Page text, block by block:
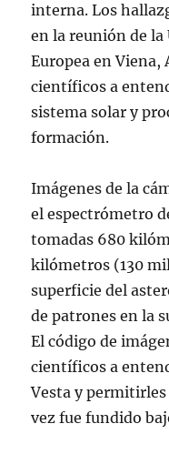
interna. Los
en la reunión de la
Europea en Viena,
científicos a
sistema solar y
formación.
Imágenes de la
el espectrómetro
tomadas 680
kilómetros (130
superficie del
de patrones en la
El código de
científicos a
Vesta y
vez fue fundido